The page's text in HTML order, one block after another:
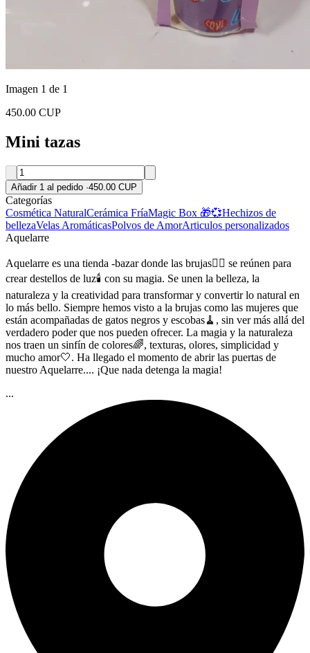
Imagen 1 de 1
450.00 CUP
Mini tazas
Añadir 1 al pedido ·450.00 CUP
Categorías
Cosmética NaturalCerámica FríaMagic Box 🎁💞Hechizos de
bellezaVelas AromáticasPolvos de AmorArticulos personalizados
Aquelarre
Aquelarre es una tienda -bazar donde las brujas🧙‍♀️ se reúnen para
crear destellos de luz🕯 con su magia. Se unen la belleza, la
naturaleza y la creatividad para transformar y convertir lo natural en
lo más bello. Siempre hemos visto a la brujas como las mujeres que
están acompañadas de gatos negros y escobas🧹, sin ver más allá del
verdadero poder que nos pueden ofrecer. La magia y la naturaleza
nos traen un sinfín de colores🌈, texturas, olores, simplicidad y
mucho amor🤍. Ha llegado el momento de abrir las puertas de
nuestro Aquelarre.... ¡Que nada detenga la magia!
...